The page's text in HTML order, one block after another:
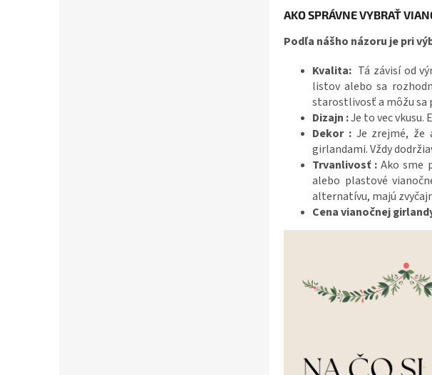
AKO SPRÁVNE VYBRAŤ
Podľa nášho názoru je pri
Kvalita: Tá závisí od
listov alebo sa
starostlivosť a môžu sa
Dizajn :Je to vec vkusu.
Dekor :Je zrejmé, že
girlandami. Vždy
Trvanlivosť : Ako sme
alebo plastové
alternatívu, majú
Cena vianočnej